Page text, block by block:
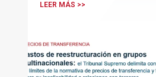
LEER MÁS >>